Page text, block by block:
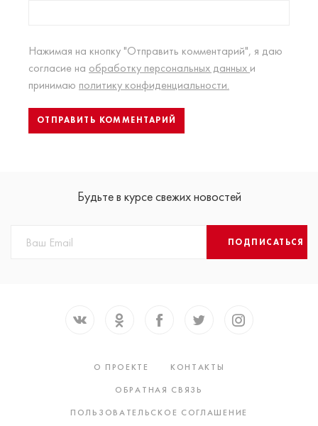
Нажимая на кнопку "Отправить комментарий", я даю
согласие на обработку персональных данных и
принимаю политику конфиденциальности.
Будьте в курсе свежих новостей
ПОДПИСАТЬСЯ
О ПРОЕКТЕ
КОНТАКТЫ
ОБРАТНАЯ СВЯЗЬ
ПОЛЬЗОВАТЕЛЬСКОЕ СОГЛАШЕНИЕ